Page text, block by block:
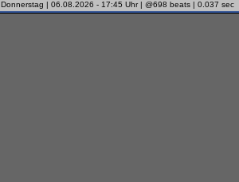
Donnerstag | 06.08.2026 - 17:45 Uhr | @698 beats | 0.037 sec